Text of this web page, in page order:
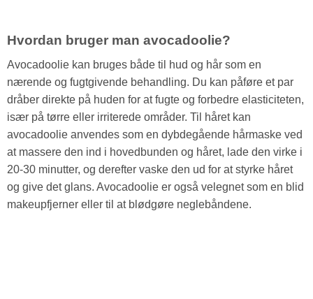
Hvordan bruger man avocadoolie?
Avocadoolie kan bruges både til hud og hår som en
nærende og fugtgivende behandling. Du kan påføre et par
dråber direkte på huden for at fugte og forbedre elasticiteten,
især på tørre eller irriterede områder. Til håret kan
avocadoolie anvendes som en dybdegående hårmaske ved
at massere den ind i hovedbunden og håret, lade den virke i
20-30 minutter, og derefter vaske den ud for at styrke håret
og give det glans. Avocadoolie er også velegnet som en blid
makeupfjerner eller til at blødgøre neglebåndene.